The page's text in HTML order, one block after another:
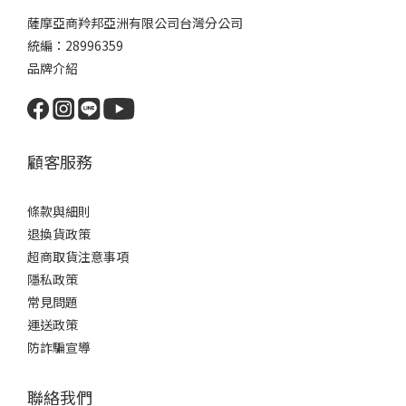
薩摩亞商羚邦亞洲有限公司台灣分公司
統編：28996359
品牌介紹
顧客服務
條款與細則
退換貨政策
超商取貨注意事項
隱私政策
常見問題
運送政策
防詐騙宣導
聯絡我們